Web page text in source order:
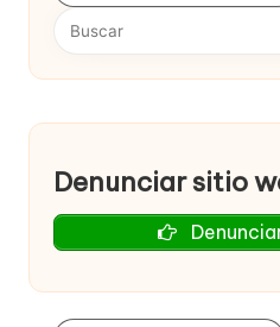
Denunciar sitio